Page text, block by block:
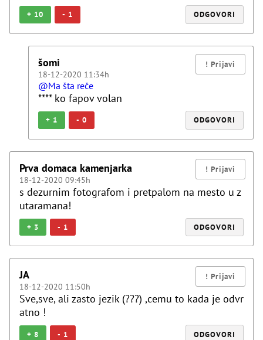
+ 10 - 1 ODGOVORI
šomi
18-12-2020 11:34h
@Ma šta reče
**** ko fapov volan
+ 1 - 0 ODGOVORI
Prva domaca kamenjarka
18-12-2020 09:45h
s dezurnim fotografom i pretpalom na mesto u z
utaramana!
+ 3 - 1 ODGOVORI
JA
18-12-2020 11:50h
Sve,sve, ali zasto jezik (???) ,cemu to kada je odvr
atno !
+ 8 - 1 ODGOVORI